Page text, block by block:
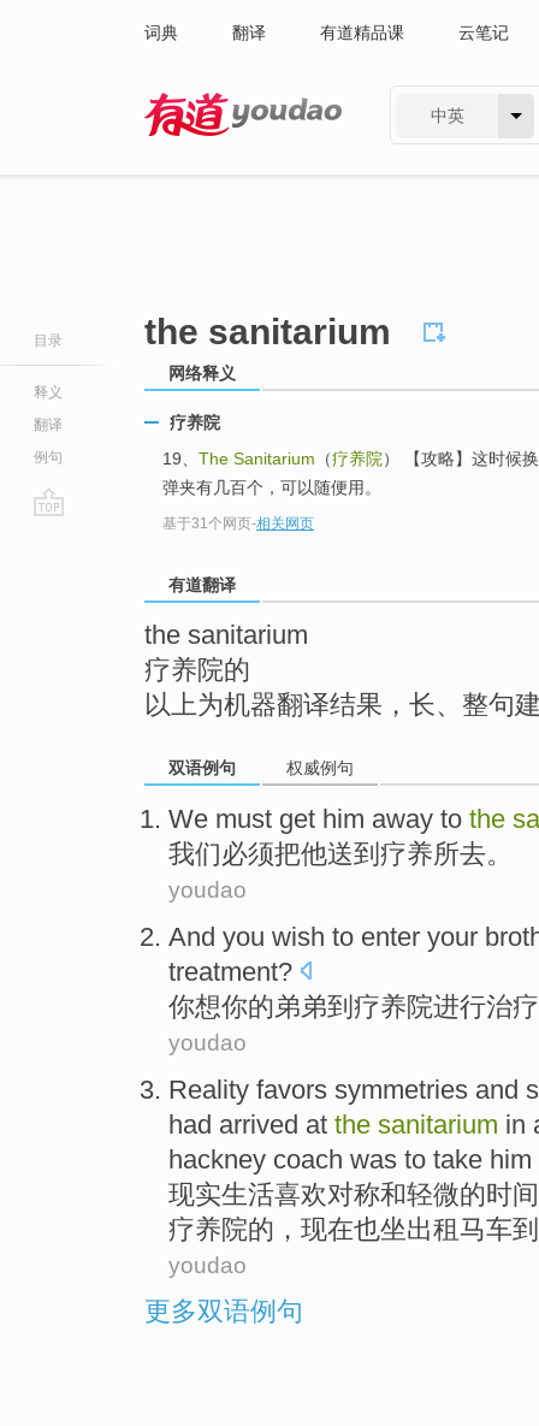
词典 翻译 有道精品课 云笔记
中英
目录
释义
翻译
例句
the sanitarium
网络释义
疗养院
19、 The Sanitarium （疗养院） 【攻略】这时候
弹夹有几百个，可以随便用。
基于31个网页-相关网页
有道翻译
the sanitarium
疗养院的
以上为机器翻译结果，长、整句
双语例句 权威例句
We must get him away to the
我们必须把他送到 疗养所去。
youdao
And you wish to enter your
treatment?
你想你的 弟弟到疗养院进行治疗
youdao
Reality favors symmetries and
had arrived at the sanitarium in
hackney coach was to take him
现实生活喜欢对称和轻微的时
疗养院的， 现在也坐出租马车到
youdao
更多双语例句